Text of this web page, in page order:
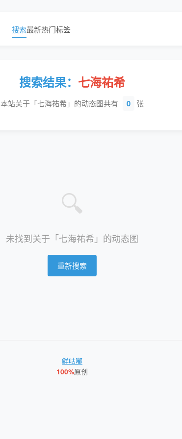
搜索最新热门标签
搜索结果： 七海祐希
本站关于「七海祐希」的动态图共有 0 张
🔍
未找到关于「七海祐希」的动态图
重新搜索
鲜咕嘟
100%原创